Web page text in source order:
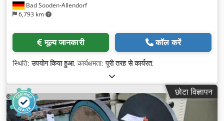
Bad Sooden-Allendorf
6,793 km
मूल्य जानकारी कॉल करें
स्थिति:उपयोग किया हुआ, कार्यक्षमता:पूरी तरह से कार्यरत,
छोटा विज्ञापन